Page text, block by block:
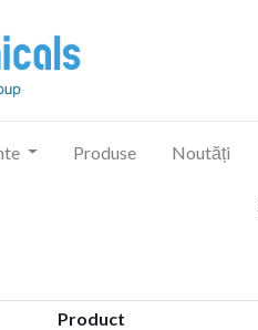
Produse Noutăți
Product